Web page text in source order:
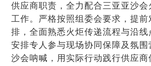
供应商职责，全力配合三亚亚沙
工作。严格按照组委会要求，提前
排，全面熟悉火炬传递流程与沿
安排专人参与现场协同保障及氛围
沙会呐喊，用实际行动践行供应商